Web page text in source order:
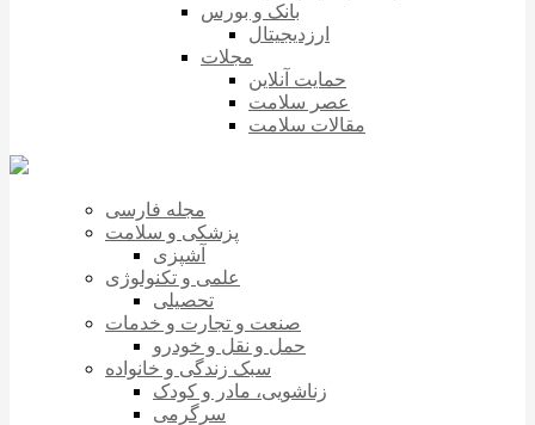
بانک و بورس
ارزدیجیتال
مجلات
حمایت آنلاین
عصر سلامت
مقالات سلامت
مجله فارسی
پزشکی و سلامت
آشپزی
علمی و تکنولوژی
تحصیلی
صنعت و تجارت و خدمات
حمل و نقل و خودرو
سبک زندگی و خانواده
زناشویی، مادر و کودک
سرگرمی